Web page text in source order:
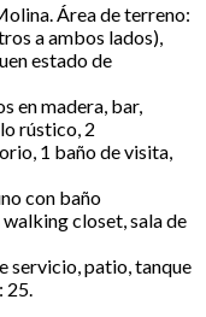
Área de terreno:
a ambos lados),
estado de
en madera, bar,
rústico, 2
1 baño de visita,
con baño
closet, sala de
servicio, patio, tanque
25.